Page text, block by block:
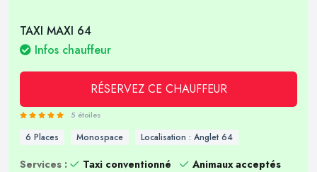
TAXI MAXI 64
Infos chauffeur
RÉSERVEZ CE CHAUFFEUR
5 étoiles
6 Places Monospace Localisation : Anglet 64
Services : Taxi conventionné
Animaux acceptés